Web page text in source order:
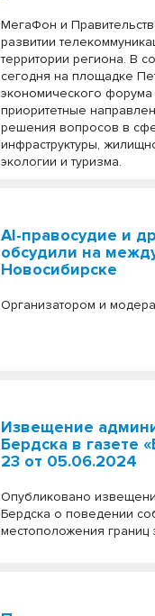
МегаФон и
развитии
территории региона. В
сегодня на площадке
экономического
приоритетные
решения вопросов в
инфраструктуры,
экологии и туризма.
AI-правосудие и
обсудили на
Новосибирске
Организатором и
Извещение
Бердска в газете
23 от 05.06.2024
Опубликовано
Бердска о поведении
местоположения границ